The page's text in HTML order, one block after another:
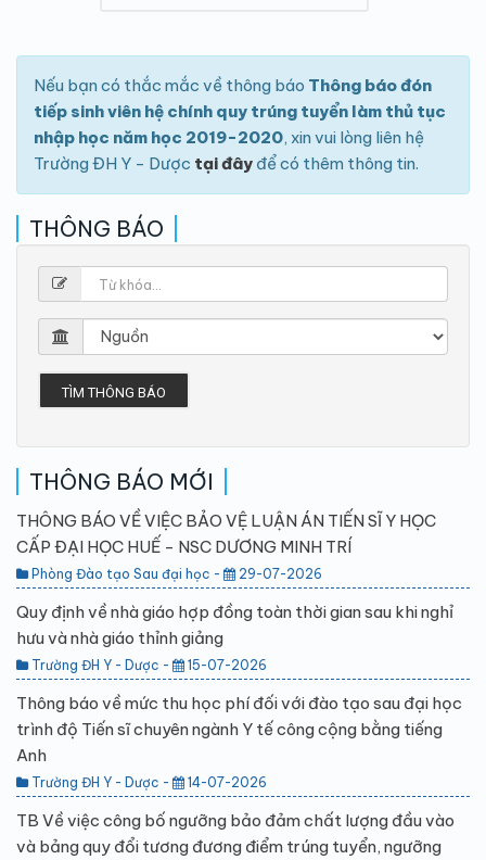
Nếu bạn có thắc mắc về thông báo Thông báo đón
tiếp sinh viên hệ chính quy trúng tuyển làm thủ tục
nhập học năm học 2019-2020, xin vui lòng liên hệ
Trường ĐH Y - Dược tại đây để có thêm thông tin.
THÔNG BÁO
TÌM THÔNG BÁO
THÔNG BÁO MỚI
THÔNG BÁO VỀ VIỆC BẢO VỆ LUẬN ÁN TIẾN SĨ Y HỌC
CẤP ĐẠI HỌC HUẾ - NSC DƯƠNG MINH TRÍ
Phòng Đào tạo Sau đại học - 29-07-2026
Quy định về nhà giáo hợp đồng toàn thời gian sau khi nghỉ
hưu và nhà giáo thỉnh giảng
Trường ĐH Y - Dược - 15-07-2026
Thông báo về mức thu học phí đối với đào tạo sau đại học
trình độ Tiến sĩ chuyên ngành Y tế công cộng bằng tiếng
Anh
Trường ĐH Y - Dược - 14-07-2026
TB Về việc công bố ngưỡng bảo đảm chất lượng đầu vào
và bảng quy đổi tương đương điểm trúng tuyển, ngưỡng